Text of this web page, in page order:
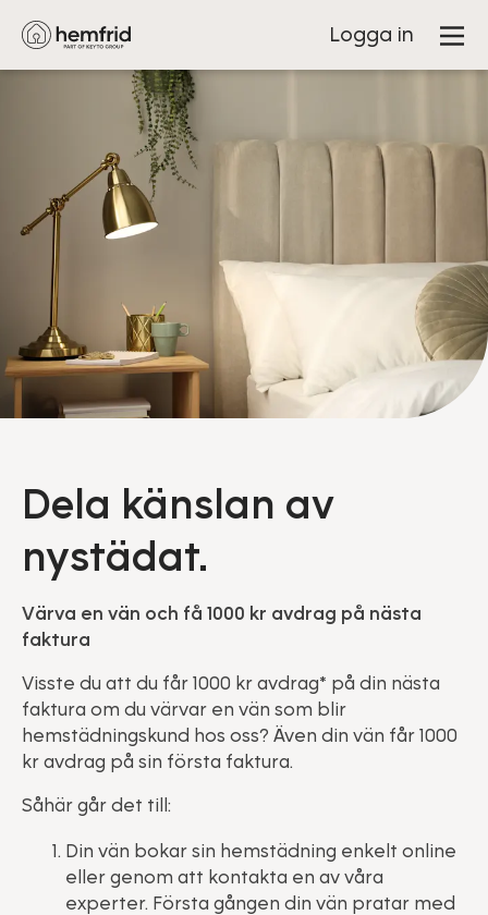
Logga in
Dela känslan av
nystädat.
Värva en vän och få 1000 kr avdrag på nästa
faktura
Visste du att du får 1000 kr avdrag* på din nästa
faktura om du värvar en vän som blir
hemstädningskund hos oss? Även din vän får 1000
kr avdrag på sin första faktura.
Såhär går det till:
Din vän bokar sin hemstädning enkelt online
eller genom att kontakta en av våra
experter. Första gången din vän pratar med